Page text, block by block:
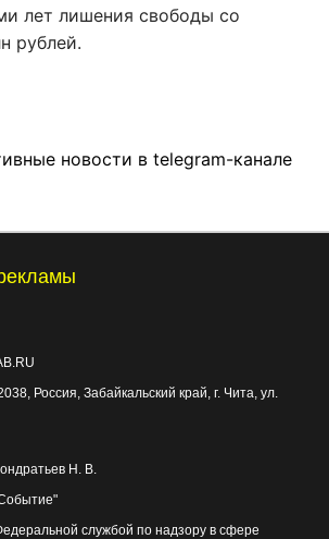
лет лишения свободы со
рублей.
новости в telegram-канале
, Россия, Забайкальский край, г. Чита, ул.
Н. В.
службой по надзору в сфере